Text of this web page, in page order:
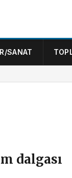
SANAT
dalgası